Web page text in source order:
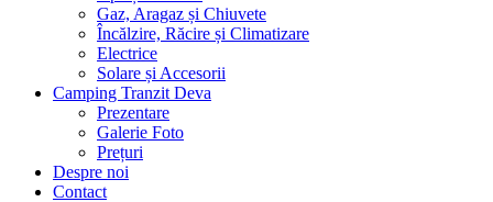
Gaz, Aragaz și Chiuvete
Încălzire, Răcire și Climatizare
Electrice
Solare și Accesorii
Camping Tranzit Deva
Prezentare
Galerie Foto
Prețuri
Despre noi
Contact